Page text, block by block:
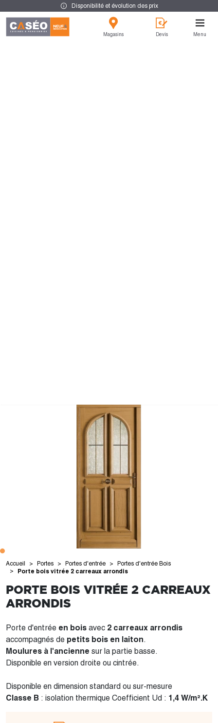
Disponibilité et évolution des prix
Magasins Devis Menu
Accueil Portes Portes d'entrée Portes d'entrée Bois
Porte bois vitrée 2 carreaux arrondis
PORTE BOIS VITRÉE 2 CARREAUX
ARRONDIS
Porte d'entrée en bois avec 2 carreaux arrondis
accompagnés de petits bois en laiton.
Moulures à l'ancienne sur la partie basse.
Disponible en version droite ou cintrée.
Disponible en dimension standard ou sur-mesure
Classe B : isolation thermique Coefficient Ud : 1,4 W/m².K